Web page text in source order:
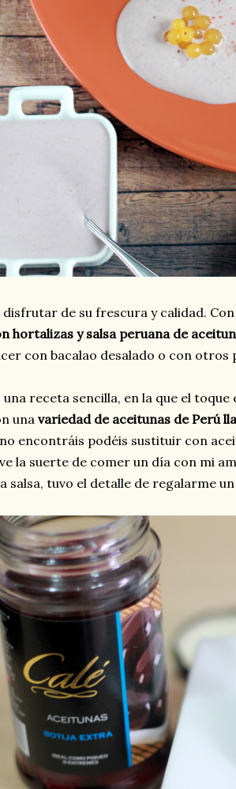
de su frescura y calidad.
hortalizas y salsa peruana de
con bacalao desalado o con otros
una receta sencilla, en la que el
unavariedad de aceitunas de Perú
encontráis podéis sustituir con
la suerte de comer un día con mi
salsa, tuvo el detalle de regalarme